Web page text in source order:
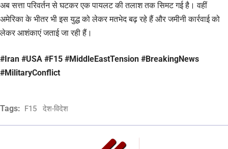
अब सत्ता परिवर्तन से घटकर एक पायलट की तलाश तक सिमट गई है। वहीं
अमेरिका के भीतर भी इस युद्ध को लेकर मतभेद बढ़ रहे हैं और जमीनी कार्रवाई को
लेकर आशंकाएं जताई जा रही हैं।
#Iran #USA #F15 #MiddleEastTension #BreakingNews
#MilitaryConflict
Tags: F15 देश-विदेश